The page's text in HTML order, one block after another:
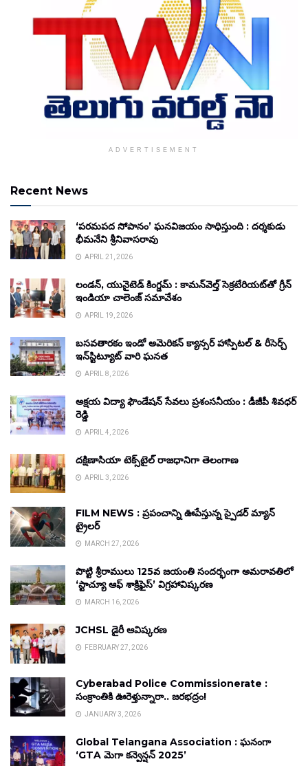
ADVERTISEMENT
Recent News
‘పరమపద సోపానం’ ఘనవిజయం సాధిస్తుంది : దర్శకుడు
భీమనేని శ్రీనివాసరావు
APRIL 21, 2026
లండన్, యునైటెడ్ కింగ్డమ్ : కామన్‌వెల్త్ సెక్రటేరియట్‌తో గ్రీన్
ఇండియా చాలెంజ్ సమావేశం
APRIL 19, 2026
బసవతారకం ఇండో అమెరికన్ క్యాన్సర్ హాస్పిటల్ & రీసెర్చ్
ఇన్‌స్టిట్యూట్ వారి ఘనత
APRIL 8, 2026
అక్షయ విద్యా ఫౌండేషన్ సేవలు ప్రశంసనీయం : డీజీపీ శివధర్
రెడ్డి
APRIL 4, 2026
దక్షిణాసియా టెక్స్‌టైల్ రాజధానిగా తెలంగాణ
APRIL 3, 2026
FILM NEWS : ప్రపంచాన్ని ఊపేస్తున్న స్పైడర్ మ్యాన్
ట్రైలర్
MARCH 27, 2026
పొట్టి శ్రీరాములు 125వ జయంతి సందర్భంగా అమరావతిలో
‘స్టాచ్యూ ఆఫ్ శాక్రిఫైస్’ విగ్రహావిష్కరణ
MARCH 16, 2026
JCHSL డైరీ ఆవిష్కరణ
FEBRUARY 27, 2026
Cyberabad Police Commissionerate :
సంక్రాంతికి ఊరెళ్తున్నారా.. జరభద్రం!
JANUARY 3, 2026
Global Telangana Association : ఘనంగా
‘GTA మెగా కన్వెన్షన్ 2025’